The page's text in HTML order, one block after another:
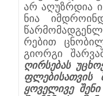
არ აღუზ­რ­დია
ნია
რე­ბით
გიორგი
ღირსებას
ფლებისათვის
ყოველივე შე